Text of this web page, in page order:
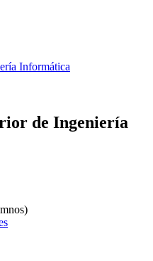
Informática
de Ingeniería